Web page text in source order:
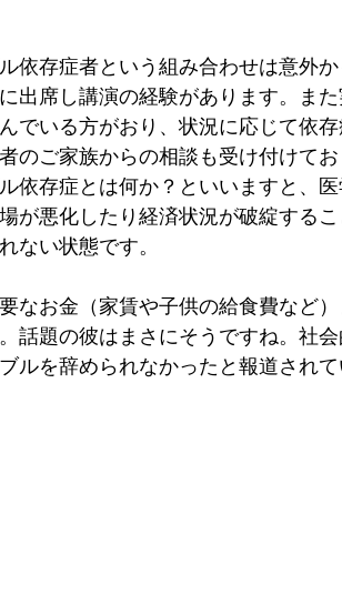
依存症者という組み合わせは意外
出席し講演の経験があります。ま
でいる方がおり、状況に応じて依
のご家族からの相談も受け付けてお
依存症とは何か？といいますと、
が悪化したり経済状況が破綻する
ない状態です。
なお金（家賃や子供の給食費など
話題の彼はまさにそうですね。社
ルを辞められなかったと報道されて